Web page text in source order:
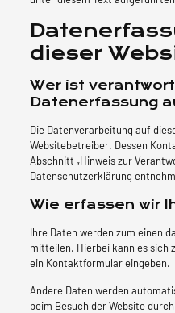
dieser
Wer ist
Datenerfassung
Die Datenverarbeitung auf
Websitebetreiber. Dessen
Abschnitt „Hinweis zur
Datenschutzerklärung
Wie erfassen wir
Ihre Daten werden zum einen
mitteilen. Hierbei kann es sich
ein Kontaktformular eingeben.
Andere Daten werden
beim Besuch der Website